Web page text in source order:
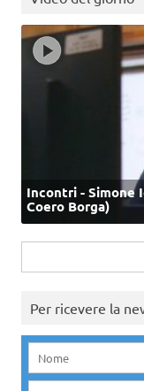
Incontri - Simone
Coero Borga)
per:
Per ricevere la